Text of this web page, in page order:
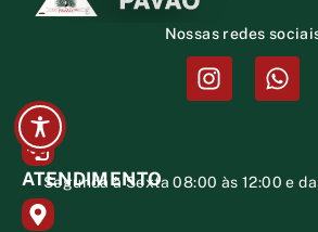
Nossas redes
ATENDIMENTO
Segunda à Sexta 08:00 às 12:00 e